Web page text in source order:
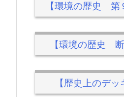
【環境の歴史 第
【環境の歴史 断
【歴史上のデッ